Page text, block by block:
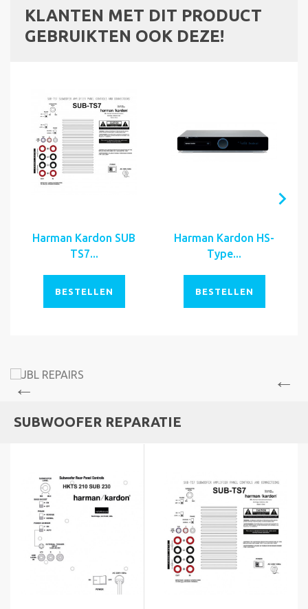
KLANTEN MET DIT PRODUCT
GEBRUIKTEN OOK DEZE!
Harman Kardon SUB
TS7...
BESTELLEN
Harman Kardon HS-
Type...
BESTELLEN
SUBWOOFER REPARATIE